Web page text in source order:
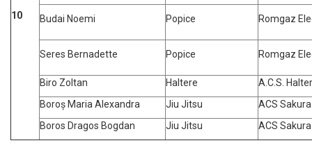
10
Budai Noemi Popice Romgaz
Seres Bernadette Popice Romgaz
Biro Zoltan Haltere
A.C.S.
Boroș Maria Alexandra
Jiu Jitsu
ACS Sakura
Boros Dragos Bogdan
Jiu Jitsu ACS Sakura